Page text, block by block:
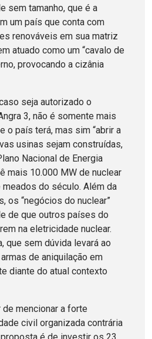
sem tamanho, que é a
um país que conta com
renováveis em sua matriz
atuado como um “cavalo de
provocando a cizânia
seja autorizado o
3, não é somente mais
o país terá, mas sim “abrir a
usinas sejam construídas,
Nacional de Energia
mais 10.000 MW de nuclear
do século. Além da
os “negócios do nuclear”
de que outros países do
na eletricidade nuclear.
que sem dúvida levará ao
de aniquilação em
diante do atual contexto
mencionar a forte
civil organizada contrária